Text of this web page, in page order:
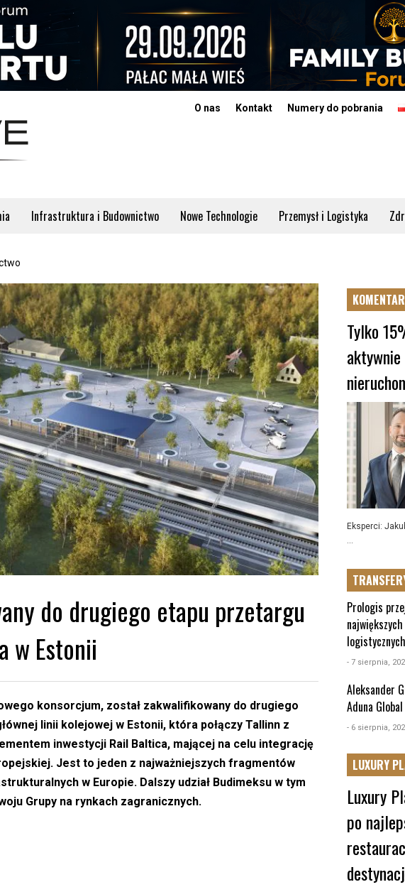
O nas Kontakt Numery do pobrania
Infrastruktura i Budownictwo Nowe Technologie Przemysł i Logistyka
do drugiego etapu przetargu
w Estonii
konsorcjum, został zakwalifikowany do drugiego
linii kolejowej w Estonii, która połączy Tallinn z
inwestycji Rail Baltica, mającej na celu integrację
Jest to jeden z najważniejszych fragmentów
w Europie. Dalszy udział Budimeksu w tym
Grupy na rynkach zagranicznych.
Tylko
Eksperci:
...
Prologis
logistycznych
- 7 sierpnia,
Aleksander
Aduna
- 6 sierpnia,
LUXURY
Luxury
po